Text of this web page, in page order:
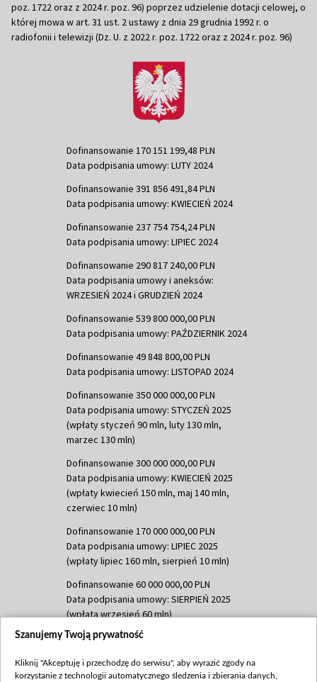
poz. 1722 oraz z 2024 r. poz. 96) poprzez udzielenie dotacji celowej, o
której mowa w art. 31 ust. 2 ustawy z dnia 29 grudnia 1992 r. o
radiofonii i telewizji (Dz. U. z 2022 r. poz. 1722 oraz z 2024 r. poz. 96)
Dofinansowanie 170 151 199,48 PLN
Data podpisania umowy: LUTY 2024
Dofinansowanie 391 856 491,84 PLN
Data podpisania umowy: KWIECIEŃ 2024
Dofinansowanie 237 754 754,24 PLN
Data podpisania umowy: LIPIEC 2024
Dofinansowanie 290 817 240,00 PLN
Data podpisania umowy i aneksów:
WRZESIEŃ 2024 i GRUDZIEŃ 2024
Dofinansowanie 539 800 000,00 PLN
Data podpisania umowy: PAŹDZIERNIK 2024
Dofinansowanie 49 848 800,00 PLN
Data podpisania umowy: LISTOPAD 2024
Dofinansowanie 350 000 000,00 PLN
Data podpisania umowy: STYCZEŃ 2025
(wpłaty styczeń 90 mln, luty 130 mln,
marzec 130 mln)
Dofinansowanie 300 000 000,00 PLN
Data podpisania umowy: KWIECIEŃ 2025
(wpłaty kwiecień 150 mln, maj 140 mln,
czerwiec 10 mln)
Dofinansowanie 170 000 000,00 PLN
Data podpisania umowy: LIPIEC 2025
(wpłaty lipiec 160 mln, sierpień 10 mln)
Dofinansowanie 60 000 000,00 PLN
Data podpisania umowy: SIERPIEŃ 2025
(wpłata wrzesień 60 mln)
Dofinansowanie 635 783 051,21 PLN
(wpłata wrzesień 100 mln, październik 350
Szanujemy Twoją prywatność
Kliknij "Akceptuję i przechodzę do serwisu", aby wyrazić zgody na
korzystanie z technologii automatycznego śledzenia i zbierania danych,